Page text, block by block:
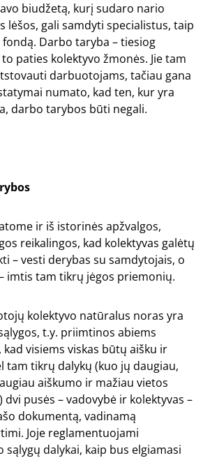
biudžetą, kurį sudaro nario
lėšos, gali samdyti specialistus, taip
Darbo taryba – tiesiog
paties kolektyvo žmonės. Jie tam
darbuotojams, tačiau gana
numato, kad ten, kur yra
darbo tarybos būti negali.
ir iš istorinės apžvalgos,
reikalingos, kad kolektyvas galėtų
– vesti derybas su samdytojais, o
imtis tam tikrų jėgos priemonių.
kolektyvo natūralus noras yra
t.y. priimtinos abiems
visiems viskas būtų aišku ir
tam tikrų dalykų (kuo jų daugiau,
aiškumo ir mažiau vietos
pusės – vadovybė ir kolektyvas –
dokumentą, vadinamą
Joje reglamentuojami
dalykai, kaip bus elgiamasi